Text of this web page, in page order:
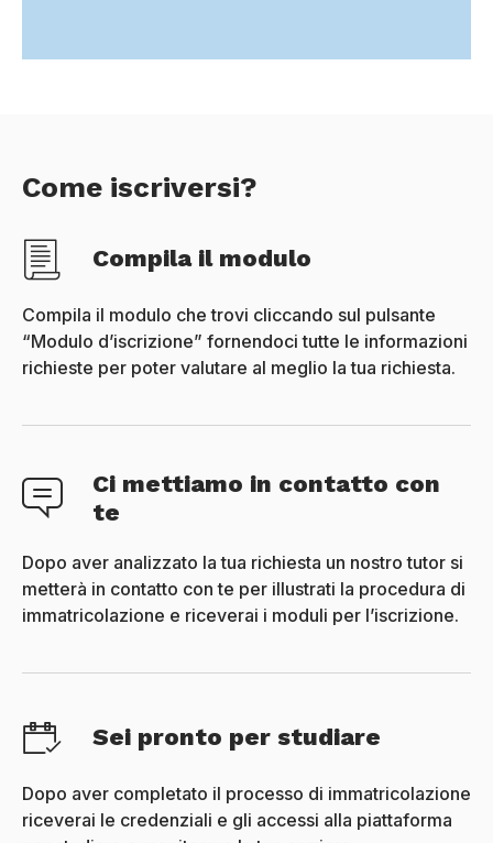
Come iscriversi?
Compila il modulo
Compila il modulo che trovi cliccando sul pulsante
“Modulo d’iscrizione” fornendoci tutte le informazioni
richieste per poter valutare al meglio la tua richiesta.
Ci mettiamo in contatto con
te
Dopo aver analizzato la tua richiesta un nostro tutor si
metterà in contatto con te per illustrati la procedura di
immatricolazione e riceverai i moduli per l’iscrizione.
Sei pronto per studiare
Dopo aver completato il processo di immatricolazione
riceverai le credenziali e gli accessi alla piattaforma